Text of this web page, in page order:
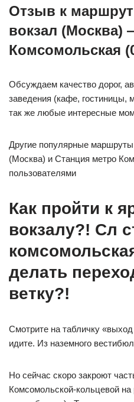
Отзыв к
вокзал (Москва)
Комсомольская
Обсуждаем качество дорог,
заведения (кафе, гостиницы,
так же любые интересные
Другие популярные
(Москва) и Станция метро
пользователями
Как пройти к
вокзалу?! Сл
делать
ветку?!
Смотрите на табличку
идите. Из наземного
Но сейчас скоро закроют
Комсомольской-кольцевой